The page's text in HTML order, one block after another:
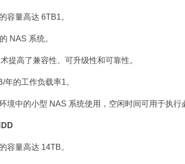
容量高达 6TB1。
NAS 系统。
提高了兼容性、可升级性和可靠性。
年的工作负载率1。
境中的小型 NAS 系统使用，空闲时间可用于执行
容量高达 14TB。